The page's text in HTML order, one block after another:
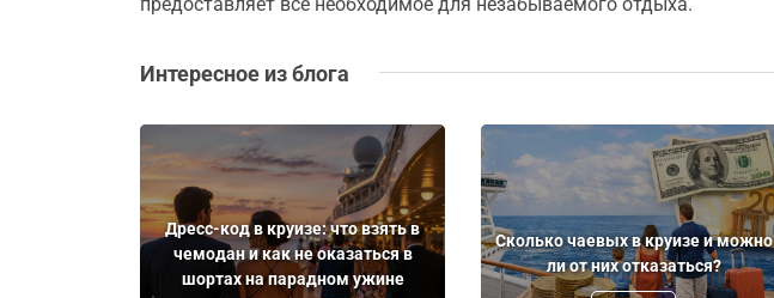
Интересное из блога
Дресс-код в круизе: что взять в
чемодан и как не оказаться в
шортах на парадном ужине
Сколько чаевых в круизе и можно
ли от них отказаться?